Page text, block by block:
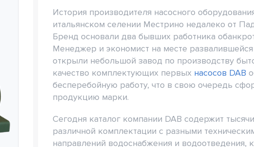
История производителя насосного
итальянском селении Местрино недалеко от
Бренд основали два бывших работника
Менеджер и экономист на месте
открыли небольшой завод по производству
качество комплектующих первых насосов DAB
бесперебойную работу, что в свою очередь
продукцию марки.
Сегодня каталог компании DAB содержит
различной комплектации с разными
направлений водоснабжения и водоотведения,